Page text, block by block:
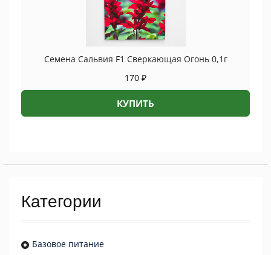
Семена Сальвия F1 Сверкающая Огонь 0,1г
170 ₽
КУПИТЬ
Категории
Базовое питание